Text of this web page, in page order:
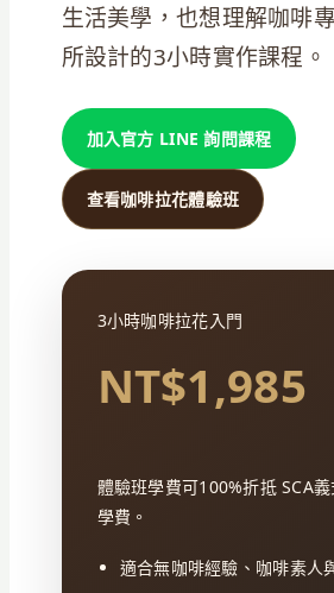
生活美學，也想理解咖啡
所設計的3小時實作課程。
加入官方 LINE 詢問課程
查看咖啡拉花體驗班
3小時咖啡拉花入門
NT$1,985
體驗班學費可100%折抵 SCA
學費。
適合無咖啡經驗、咖啡素人